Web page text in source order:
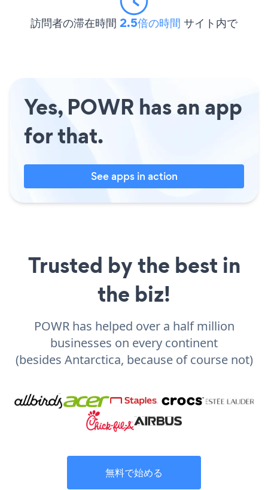
訪問者の滞在時間 2.5倍の時間 サイト内で
Yes, POWR has an app
for that.
See apps in action
Trusted by the best in
the biz!
POWR has helped over a half million
businesses on every continent
(besides Antarctica, because of course not)
無料で始める